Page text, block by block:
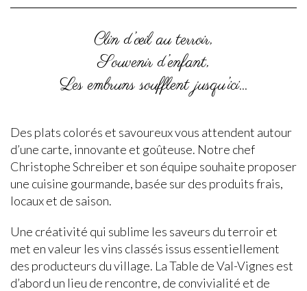
Clin d’œil au terroir,
Souvenir d’enfant,
Les embruns soufflent jusqu’ici…
Des plats colorés et savoureux vous attendent autour
d’une carte, innovante et goûteuse. Notre chef
Christophe Schreiber et son équipe souhaite proposer
une cuisine gourmande, basée sur des produits frais,
locaux et de saison.
Une créativité qui sublime les saveurs du terroir et
met en valeur les vins classés issus essentiellement
des producteurs du village. La Table de Val-Vignes est
d’abord un lieu de rencontre, de convivialité et de